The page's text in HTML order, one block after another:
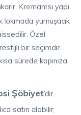
Kremamsı yapı
yumuşacık
Özel
bir seçimdir.
sürede kapınıza
Şöbiyet’dir.
satın alabilir;